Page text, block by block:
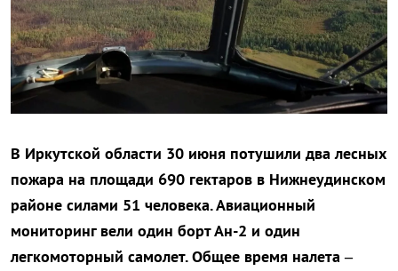
В Иркутской области 30 июня потушили два лесных
пожара на площади 690 гектаров в Нижнеудинском
районе силами 51 человека. Авиационный
мониторинг вели один борт Ан-2 и один
легкомоторный самолет. Общее время налета –